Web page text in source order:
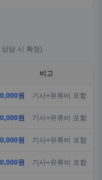
담 시 확정)
비고
원 기사+유류비 포함
원 기사+유류비 포함
원 기사+유류비 포함
원 기사+유류비 포함